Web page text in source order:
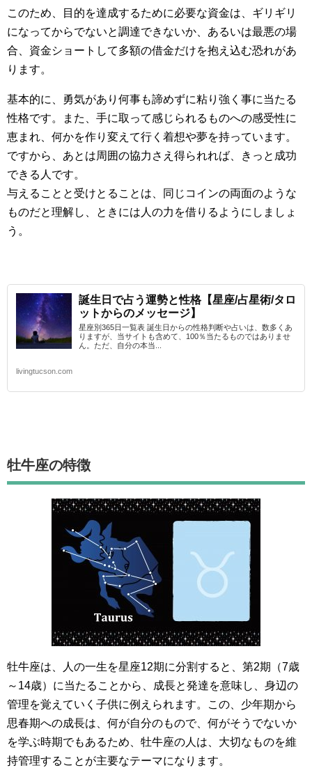
このため、目的を達成するために必要な資金は、ギリギリ
になってからでないと調達できないか、あるいは最悪の場
合、資金ショートして多額の借金だけを抱え込む恐れがあ
ります。
基本的に、勇気があり何事も諦めずに粘り強く事に当たる
性格です。また、手に取って感じられるものへの感受性に
恵まれ、何かを作り変えて行く着想や夢を持っています。
ですから、あとは周囲の協力さえ得られれば、きっと成功
できる人です。
与えることと受けとることは、同じコインの両面のような
ものだと理解し、ときには人の力を借りるようにしましょ
う。
誕生日で占う運勢と性格【星座/占星術/タロ
ットからのメッセージ】
星座別365日一覧表 誕生日からの性格判断や占いは、数多くあ
りますが、当サイトも含めて、100％当たるものではありませ
ん。ただ、自分の本当...
livingtucson.com
牡牛座の特徴
牡牛座は、人の一生を星座12期に分割すると、第2期（7歳
～14歳）に当たることから、成長と発達を意味し、身辺の
管理を覚えていく子供に例えられます。この、少年期から
思春期への成長は、何が自分のもので、何がそうでないか
を学ぶ時期でもあるため、牡牛座の人は、大切なものを維
持管理することが主要なテーマになります。